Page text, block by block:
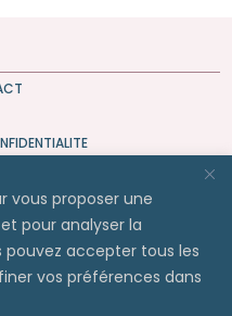
vous proposer une
pour analyser la
pouvez accepter tous les
vos préférences dans
| Mélissa Desvignes. All